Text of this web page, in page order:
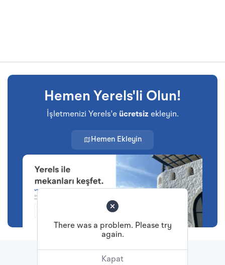
Hemen Yerels'li Olun!
İşletmenizi Yerels'e ücretsiz ekleyin.
Hemen Ekleyin
There was a problem. Please try
again.
Kapat